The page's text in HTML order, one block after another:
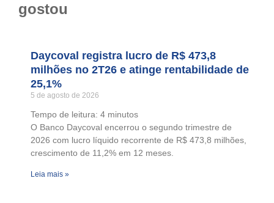
gostou
Daycoval registra lucro de R$ 473,8
milhões no 2T26 e atinge rentabilidade de
25,1%
5 de agosto de 2026
Tempo de leitura: 4 minutos
O Banco Daycoval encerrou o segundo trimestre de
2026 com lucro líquido recorrente de R$ 473,8 milhões,
crescimento de 11,2% em 12 meses.
Leia mais »